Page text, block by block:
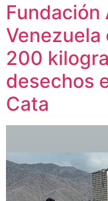
Fundación
Venezuela
200
desechos
Cata